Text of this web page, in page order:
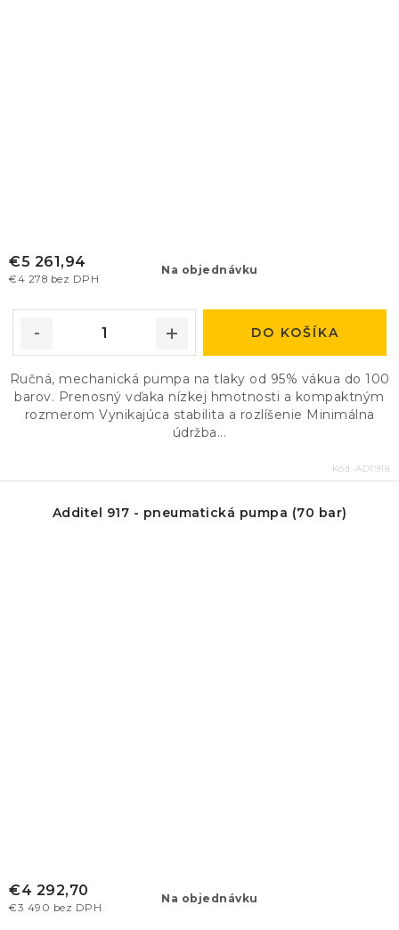
Na objednávku
€4 278 bez DPH
€5 261,94
DO KOŠÍKA
Ručná, mechanická pumpa na tlaky od 95% vákua do 100
barov. Prenosný vďaka nízkej hmotnosti a kompaktným
rozmerom Vynikajúca stabilita a rozlíšenie Minimálna
údržba...
Kód: ADT918
Additel 917 - pneumatická pumpa (70 bar)
Na objednávku
€3 490 bez DPH
€4 292,70